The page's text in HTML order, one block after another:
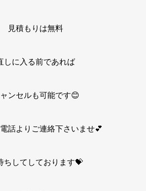
見積もりは無料
しに入る前であれば
ンセルも可能です😊
話よりご連絡下さいませ💕
ちしてしております💝